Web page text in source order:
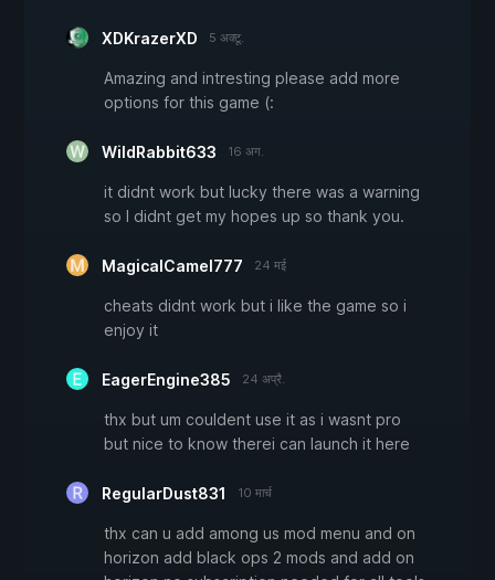
XDKrazerXD 5 अक्टू.
Amazing and intresting please add more
options for this game (:
WildRabbit633 16 अग.
it didnt work but lucky there was a warning
so I didnt get my hopes up so thank you.
MagicalCamel777 24 मई
cheats didnt work but i like the game so i
enjoy it
EagerEngine385 24 अप्रै.
thx but um couldent use it as i wasnt pro
but nice to know therei can launch it here
RegularDust831 10 मार्च
thx can u add among us mod menu and on
horizon add black ops 2 mods and add on